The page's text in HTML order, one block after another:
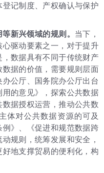
记制度、产权确认与保护
新兴领域的规则。 当下，
驱动要素之一，对于提升
数据具有不同于传统财产
据的价值，需要规则层面
公厅、国务院办公厅出台
用的意见》，探索公共数据
据授权运营，推动公共数
体对公共数据资源的可及
》、《促进和规范数据跨
规则，统筹发展和安全，
地支撑贸易的便利化，构